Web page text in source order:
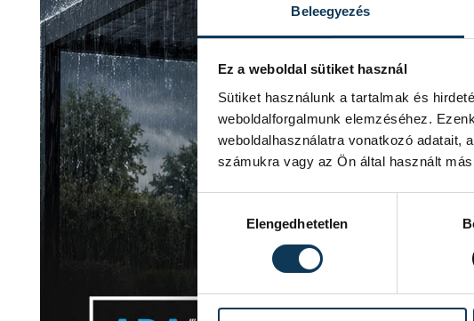
Beleegyezés
Ez a weboldal sütiket használ
Sütiket használunk a tartalmak és
weboldalforgalmunk elemzéséhez.
weboldalhasználatra vonatkozó adatait,
számukra vagy az Ön által használt
Hozzájárulás kiválasztása
Elengedhetetlen